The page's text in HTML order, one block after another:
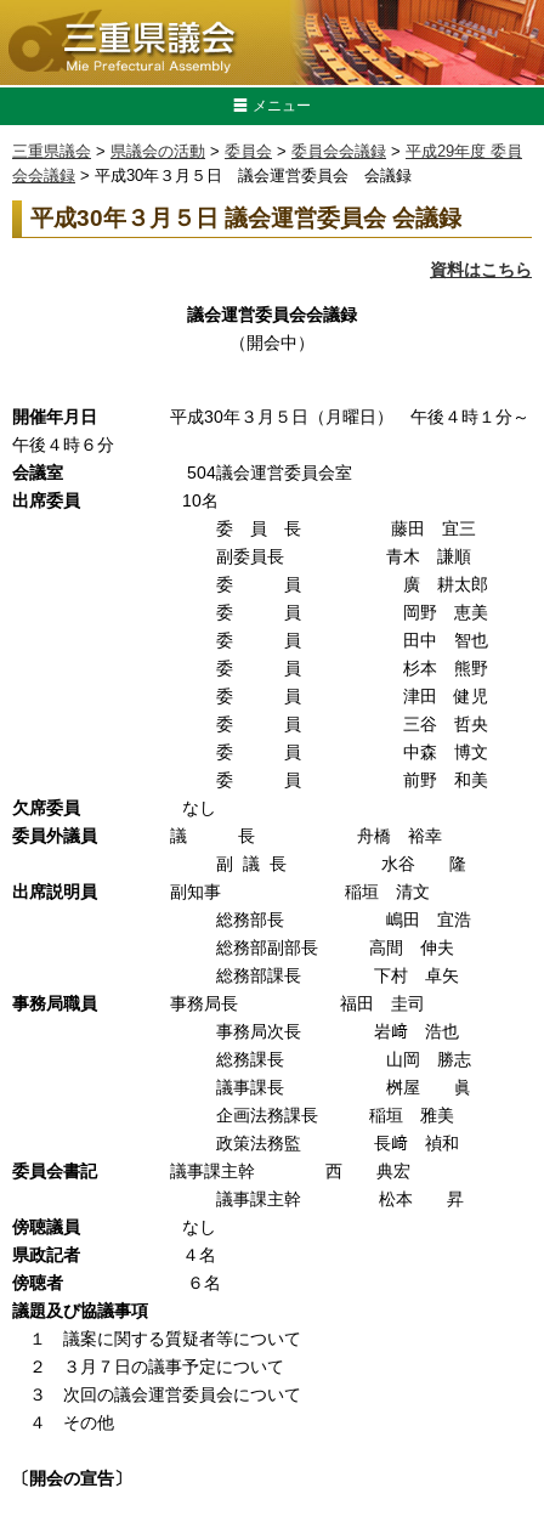
メニュー
三重県議会 > 県議会の活動 > 委員会 > 委員会会議録 > 平成29年度 委員
会会議録 > 平成30年３月５日 議会運営委員会 会議録
平成30年３月５日 議会運営委員会 会議録
資料はこちら
議会運営委員会会議録
（開会中）
開催年月日 平成30年３月５日（月曜日） 午後４時１分～
午後４時６分
会議室 504議会運営委員会室
出席委員 10名
委 員 長 藤田 宜三
副委員長 青木 謙順
委 員 廣 耕太郎
委 員 岡野 恵美
委 員 田中 智也
委 員 杉本 熊野
委 員 津田 健児
委 員 三谷 哲央
委 員 中森 博文
委 員 前野 和美
欠席委員 なし
委員外議員 議 長 舟橋 裕幸
副 議 長 水谷 隆
出席説明員 副知事 稲垣 清文
総務部長 嶋田 宜浩
総務部副部長 高間 伸夫
総務部課長 下村 卓矢
事務局職員 事務局長 福田 圭司
事務局次長 岩﨑 浩也
総務課長 山岡 勝志
議事課長 桝屋 眞
企画法務課長 稲垣 雅美
政策法務監 長﨑 禎和
委員会書記 議事課主幹 西 典宏
議事課主幹 松本 昇
傍聴議員 なし
県政記者
４名
傍聴者
６名
議題及び協議事項
１ 議案に関する質疑者等について
２ ３月７日の議事予定について
３ 次回の議会運営委員会について
４ その他
〔開会の宣告〕